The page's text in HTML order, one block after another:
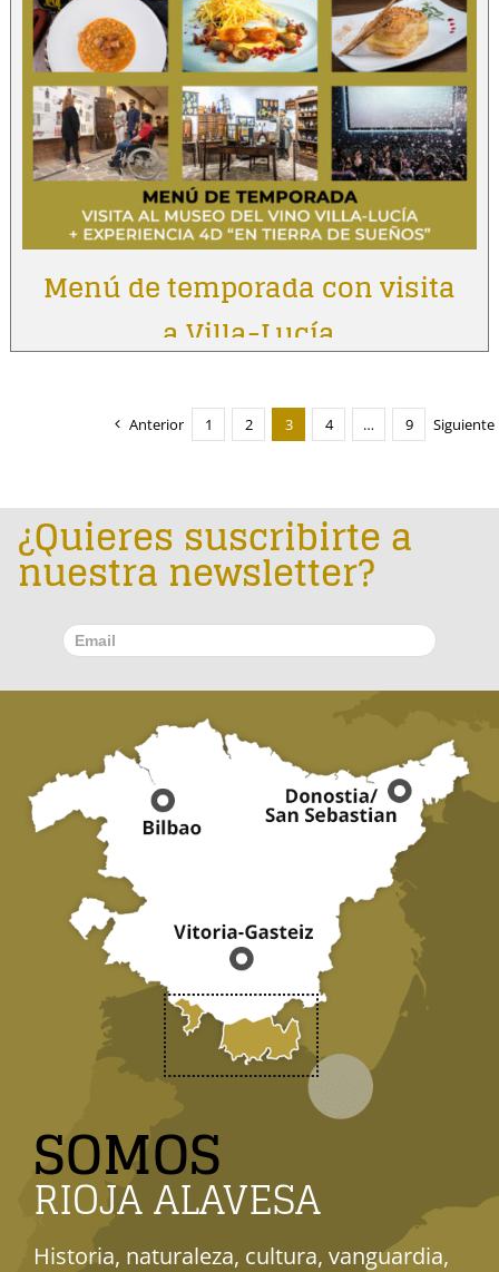
Menú de temporada con visita
a Villa-Lucía
Anterior 1 2 3 4 … 9 Siguiente
¿Quieres suscribirte a
nuestra newsletter?
SOMOS
RIOJA ALAVESA
Historia, naturaleza, cultura, vanguardia,